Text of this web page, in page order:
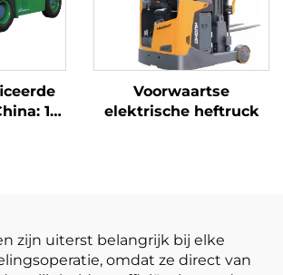
10-
Voorwaartse
elektrische heftruck
zijn uiterst belangrijk bij elke
omdat ze direct van